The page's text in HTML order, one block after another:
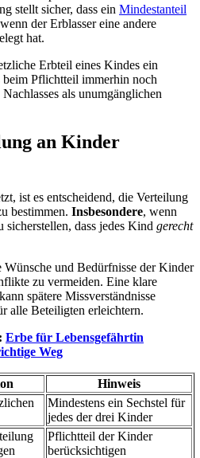
stellt sicher, dass ein Mindestanteil
der Erblasser eine andere
hat.
Erbteil eines Kindes ein
beim Pflichtteil immerhin noch
Nachlasses als unumgänglichen
an Kinder
ist es entscheidend, die Verteilung
bestimmen. Insbesondere, wenn
dass jedes Kind gerecht
und Bedürfnisse der Kinder
zu vermeiden. Eine klare
spätere Missverständnisse
alle Beteiligten erleichtern.
Erbe für Lebensgefährtin
Weg
Hinweis
Mindestens ein Sechstel für
jedes der drei Kinder
Pflichtteil der Kinder
berücksichtigen